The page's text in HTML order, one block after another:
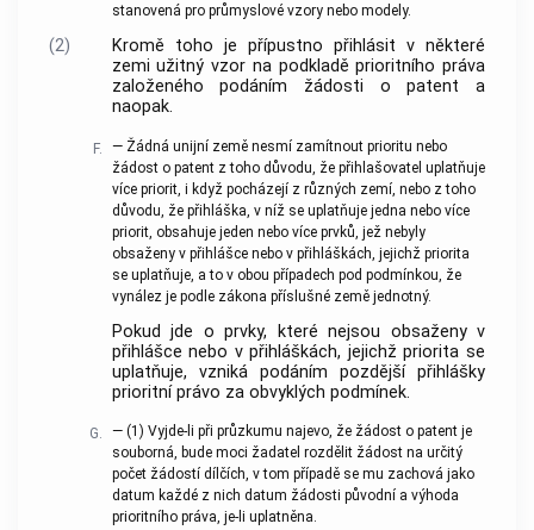
stanovená pro průmyslové vzory nebo modely.
(2)
Kromě toho je přípustno přihlásit v některé
zemi užitný vzor na podkladě prioritního práva
založeného podáním žádosti o patent a
naopak.
F.
— Žádná unijní země nesmí zamítnout prioritu nebo
žádost o patent z toho důvodu, že přihlašovatel uplatňuje
více priorit, i když pocházejí z různých zemí, nebo z toho
důvodu, že přihláška, v níž se uplatňuje jedna nebo více
priorit, obsahuje jeden nebo více prvků, jež nebyly
obsaženy v přihlášce nebo v přihláškách, jejichž priorita
se uplatňuje, a to v obou případech pod podmínkou, že
vynález je podle zákona příslušné země jednotný.
Pokud jde o prvky, které nejsou obsaženy v
přihlášce nebo v přihláškách, jejichž priorita se
uplatňuje, vzniká podáním pozdější přihlášky
prioritní právo za obvyklých podmínek.
G. — (1) Vyjde-li při průzkumu najevo, že žádost o patent je
souborná, bude moci žadatel rozdělit žádost na určitý
počet žádostí dílčích, v tom případě se mu zachová jako
datum každé z nich datum žádosti původní a výhoda
prioritního práva, je-li uplatněna.